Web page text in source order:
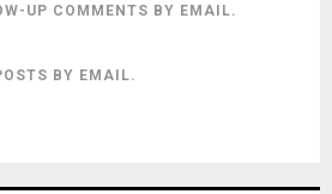
UP COMMENTS BY EMAIL.
BY EMAIL.